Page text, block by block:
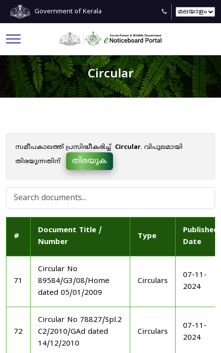
Government of Kerala
Circular
സമീപകാലത്ത് പ്രസിദ്ധീകരിച്ച് Circular. വിപുലമായി
തിരയുന്നതിന്
തിരയുക
#
Document Title /
Number
Type
Published
Date
71
Circular No
89584/G3/08/Home
dated 05/01/2009
Circulars
07-11-
2024
72
Circular No 78827/Spl.2
C2/2010/GAd dated
14/12/2010
Circulars
07-11-
2024